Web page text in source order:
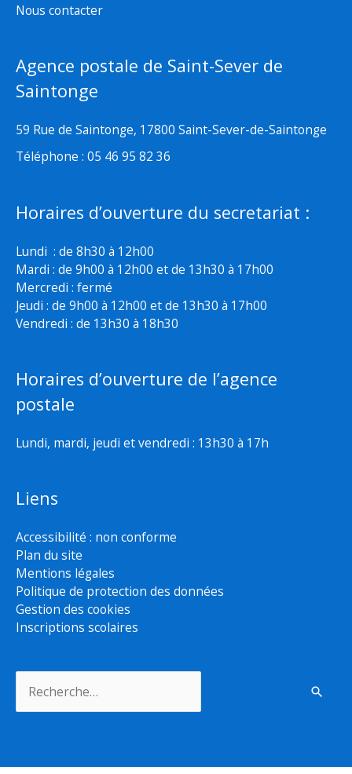
Nous contacter
Agence postale de Saint-Sever de
Saintonge
59 Rue de Saintonge, 17800 Saint-Sever-de-Saintonge
Téléphone : 05 46 95 82 36
Horaires d’ouverture du secretariat :
Lundi : de 8h30 à 12h00
Mardi : de 9h00 à 12h00 et de 13h30 à 17h00
Mercredi : fermé
Jeudi : de 9h00 à 12h00 et de 13h30 à 17h00
Vendredi : de 13h30 à 18h30
Horaires d’ouverture de l’agence
postale
Lundi, mardi, jeudi et vendredi : 13h30 à 17h
Liens
Accessibilité : non conforme
Plan du site
Mentions légales
Politique de protection des données
Gestion des cookies
Inscriptions scolaires